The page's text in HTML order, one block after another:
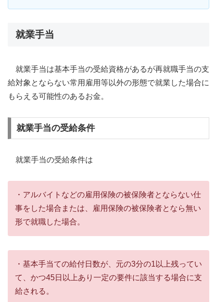
就業手当
就業手当は基本手当の受給資格があるが再就職手当の支
給対象とならない常用雇用等以外の形態で就業した場合に
もらえる可能性のあるお金。
就業手当の受給条件
就業手当の受給条件は
・アルバイトなどの雇用保険の被保険者とならない仕
事をした場合または、雇用保険の被保険者となら無い
形で就職した場合。
・基本手当ての給付日数が、元の3分の1以上残ってい
て、かつ45日以上あり一定の要件に該当する場合に支
給される。